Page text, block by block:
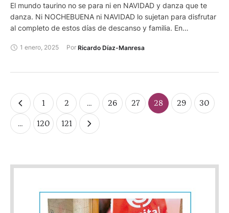
El mundo taurino no se para ni en NAVIDAD y danza que te
danza. Ni NOCHEBUENA ni NAVIDAD lo sujetan para disfrutar
al completo de estos días de descanso y familia. En
lástima que lo de que el 19 de marzo las cierre el gran festival
plaza y fecha. Todo a lo grande como así debe ser. Mientras,
de RAFAEL GARCÍA GARRIDO y también la de SEVILLA, en la
que RAMÓN VALENCIA tiene que hacer más méritos para que
no se le acabe en chollo y al menos le den una prórroga de un
año.
1 enero, 2025 Por Ricardo Díaz-Manresa
1 2 … 26 27 28 29 30
… 120 121